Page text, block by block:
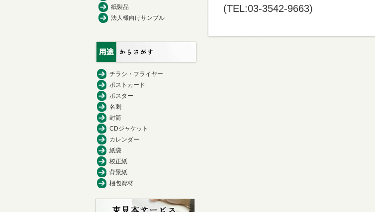
(TEL:03-3542-9663)
紙製品
法人様向けサンプル
チラシ・フライヤー
ポストカード
ポスター
名刺
封筒
CDジャケット
カレンダー
紙袋
校正紙
背景紙
梱包資材